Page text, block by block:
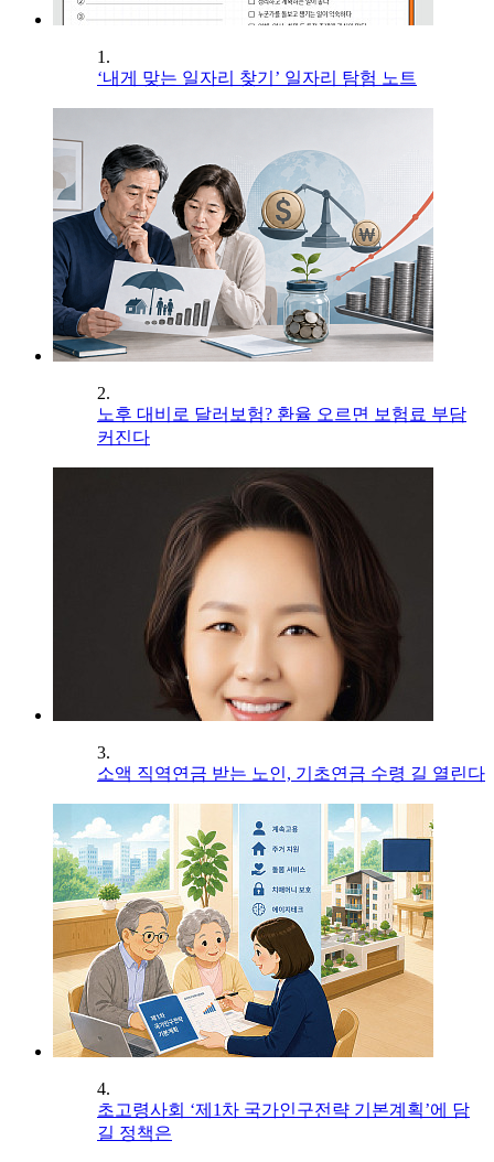
1.
‘내게 맞는 일자리 찾기’ 일자리 탐험 노트
2.
노후 대비로 달러보험? 환율 오르면 보험료 부담
커진다
3.
소액 직역연금 받는 노인, 기초연금 수령 길 열린다
4.
초고령사회 ‘제1차 국가인구전략 기본계획’에 담
길 정책은